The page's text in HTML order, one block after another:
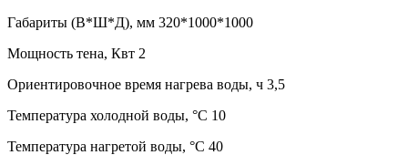
Габариты (В*Ш*Д), мм 320*1000*1000
Мощность тена, Квт 2
Ориентировочное время нагрева воды, ч 3,5
Температура холодной воды, °C 10
Температура нагретой воды, °C 40